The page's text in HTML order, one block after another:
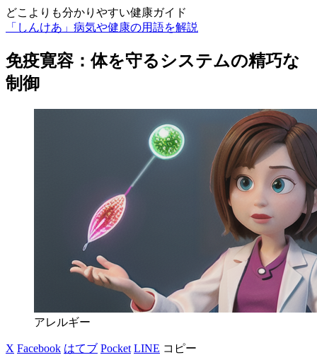
どこよりも分かりやすい健康ガイド
「しんけあ」病気や健康の用語を解説
免疫寛容：体を守るシステムの精巧な
制御
アレルギー
X Facebook はてブ Pocket LINE コピー